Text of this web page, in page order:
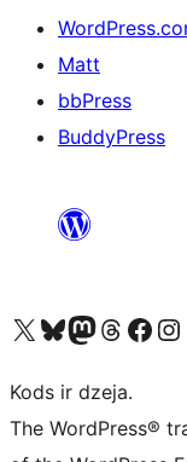
Matt
bbPress
BuddyPress
Apmeklējiet mūsu X (agrāk Twitter) kontu
Apmeklējiet mūsu Bluesky kontu
Apmeklējiet mūsu Mastodon kontu
Apmeklējiet mūsu Threads kontu
Apmeklējiet mūsu Facebook lapu
Kods ir dzeja.
The WordPress®